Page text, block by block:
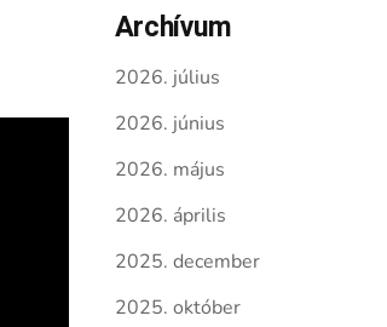
Archívum
2026. július
2026. június
2026. május
2026. április
2025. december
2025. október